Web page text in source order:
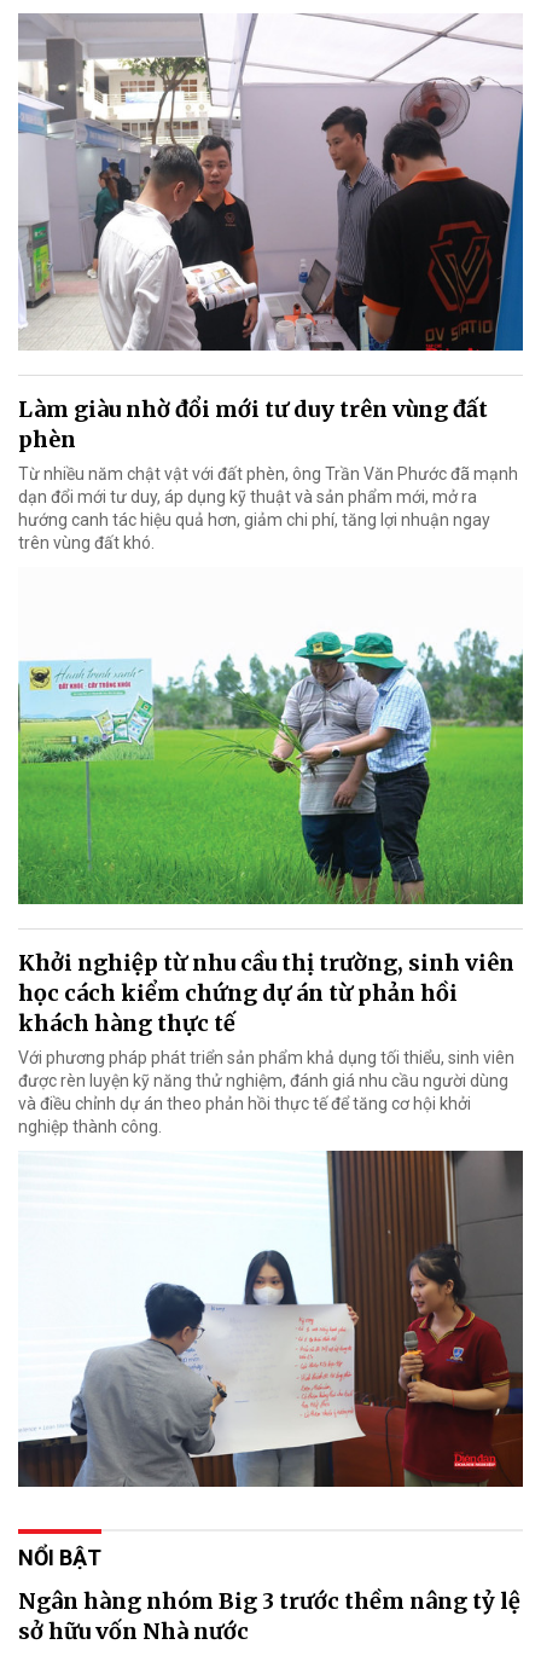
Làm giàu nhờ đổi mới tư duy trên vùng đất
phèn
Từ nhiều năm chật vật với đất phèn, ông Trần Văn Phước đã mạnh
dạn đổi mới tư duy, áp dụng kỹ thuật và sản phẩm mới, mở ra
hướng canh tác hiệu quả hơn, giảm chi phí, tăng lợi nhuận ngay
trên vùng đất khó.
Khởi nghiệp từ nhu cầu thị trường, sinh viên
học cách kiểm chứng dự án từ phản hồi
khách hàng thực tế
Với phương pháp phát triển sản phẩm khả dụng tối thiểu, sinh viên
được rèn luyện kỹ năng thử nghiệm, đánh giá nhu cầu người dùng
và điều chỉnh dự án theo phản hồi thực tế để tăng cơ hội khởi
nghiệp thành công.
NỔI BẬT
Ngân hàng nhóm Big 3 trước thềm nâng tỷ lệ
sở hữu vốn Nhà nước